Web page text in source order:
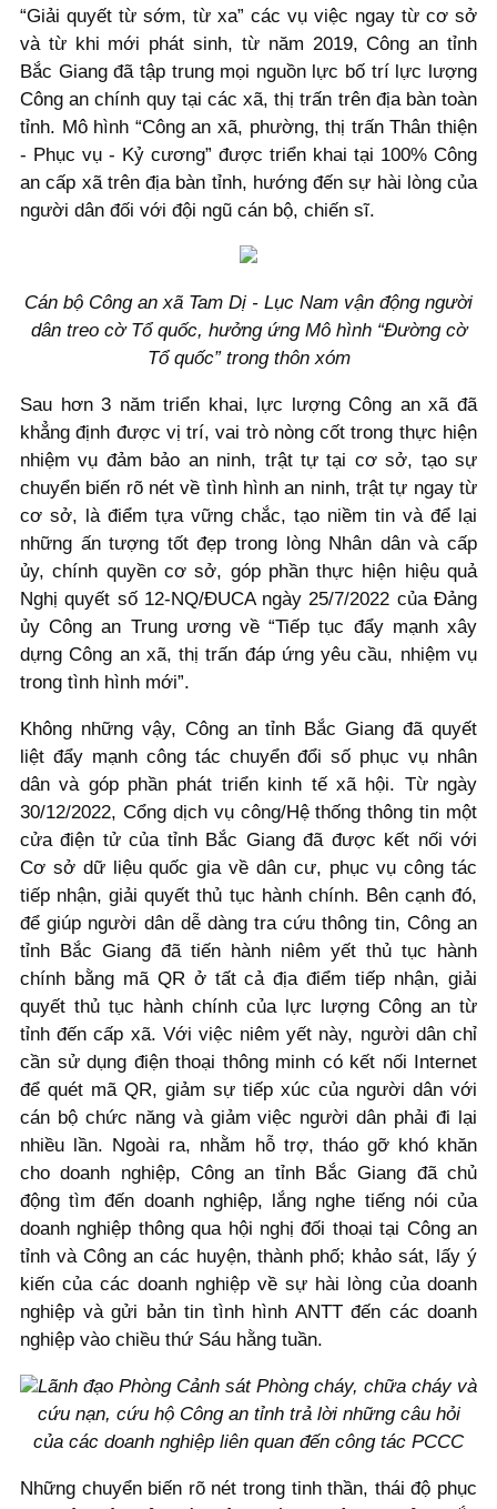
“Giải quyết từ sớm, từ xa” các vụ việc ngay từ cơ sở
và từ khi mới phát sinh, từ năm 2019, Công an tỉnh
Bắc Giang đã tập trung mọi nguồn lực bố trí lực lượng
Công an chính quy tại các xã, thị trấn trên địa bàn toàn
tỉnh. Mô hình “Công an xã, phường, thị trấn Thân thiện
- Phục vụ - Kỷ cương” được triển khai tại 100% Công
an cấp xã trên địa bàn tỉnh, hướng đến sự hài lòng của
người dân đối với đội ngũ cán bộ, chiến sĩ.
Cán bộ Công an xã Tam Dị - Lục Nam vận động người
dân treo cờ Tổ quốc, hưởng ứng Mô hình “Đường cờ
Tổ quốc” trong thôn xóm
Sau hơn 3 năm triển khai, lực lượng Công an xã đã
khẳng định được vị trí, vai trò nòng cốt trong thực hiện
nhiệm vụ đảm bảo an ninh, trật tự tại cơ sở, tạo sự
chuyển biến rõ nét về tình hình an ninh, trật tự ngay từ
cơ sở, là điểm tựa vững chắc, tạo niềm tin và để lại
những ấn tượng tốt đẹp trong lòng Nhân dân và cấp
ủy, chính quyền cơ sở, góp phần thực hiện hiệu quả
Nghị quyết số 12-NQ/ĐUCA ngày 25/7/2022 của Đảng
ủy Công an Trung ương về “Tiếp tục đẩy mạnh xây
dựng Công an xã, thị trấn đáp ứng yêu cầu, nhiệm vụ
trong tình hình mới”.
Không những vậy, Công an tỉnh Bắc Giang đã quyết
liệt đẩy mạnh công tác chuyển đổi số phục vụ nhân
dân và góp phần phát triển kinh tế xã hội. Từ ngày
30/12/2022, Cổng dịch vụ công/Hệ thống thông tin một
cửa điện tử của tỉnh Bắc Giang đã được kết nối với
Cơ sở dữ liệu quốc gia về dân cư, phục vụ công tác
tiếp nhận, giải quyết thủ tục hành chính. Bên cạnh đó,
để giúp người dân dễ dàng tra cứu thông tin, Công an
tỉnh Bắc Giang đã tiến hành niêm yết thủ tục hành
chính bằng mã QR ở tất cả địa điểm tiếp nhận, giải
quyết thủ tục hành chính của lực lượng Công an từ
tỉnh đến cấp xã. Với việc niêm yết này, người dân chỉ
cần sử dụng điện thoại thông minh có kết nối Internet
để quét mã QR, giảm sự tiếp xúc của người dân với
cán bộ chức năng và giảm việc người dân phải đi lại
nhiều lần. Ngoài ra, nhằm hỗ trợ, tháo gỡ khó khăn
cho doanh nghiệp, Công an tỉnh Bắc Giang đã chủ
động tìm đến doanh nghiệp, lắng nghe tiếng nói của
doanh nghiệp thông qua hội nghị đối thoại tại Công an
tỉnh và Công an các huyện, thành phố; khảo sát, lấy ý
kiến của các doanh nghiệp về sự hài lòng của doanh
nghiệp và gửi bản tin tình hình ANTT đến các doanh
nghiệp vào chiều thứ Sáu hằng tuần.
Lãnh đạo Phòng Cảnh sát Phòng cháy, chữa cháy và
cứu nạn, cứu hộ Công an tỉnh trả lời những câu hỏi
của các doanh nghiệp liên quan đến công tác PCCC
Những chuyển biến rõ nét trong tinh thần, thái độ phục